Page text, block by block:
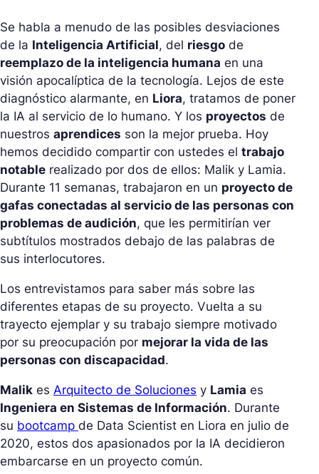
Se habla a menudo de las posibles desviaciones
de la Inteligencia Artificial, del riesgo de
reemplazo de la inteligencia humana en una
visión apocalíptica de la tecnología. Lejos de este
diagnóstico alarmante, en Liora, tratamos de poner
la IA al servicio de lo humano. Y los proyectos de
nuestros aprendices son la mejor prueba. Hoy
hemos decidido compartir con ustedes el trabajo
notable realizado por dos de ellos: Malik y Lamia.
Durante 11 semanas, trabajaron en un proyecto de
gafas conectadas al servicio de las personas con
problemas de audición, que les permitirían ver
subtítulos mostrados debajo de las palabras de
sus interlocutores.
Los entrevistamos para saber más sobre las
diferentes etapas de su proyecto. Vuelta a su
trayecto ejemplar y su trabajo siempre motivado
por su preocupación por mejorar la vida de las
personas con discapacidad.
Malik es Arquitecto de Soluciones y Lamia es
Ingeniera en Sistemas de Información. Durante
su bootcamp de Data Scientist en Liora en julio de
2020, estos dos apasionados por la IA decidieron
embarcarse en un proyecto común.